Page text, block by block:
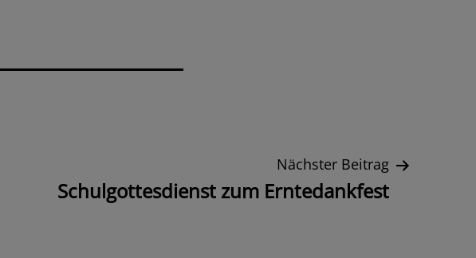
Nächster Beitrag
Schulgottesdienst zum Erntedankfest